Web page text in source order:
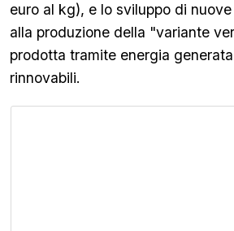
euro al kg), e lo sviluppo di
alla produzione della "variante
prodotta tramite energia
rinnovabili.